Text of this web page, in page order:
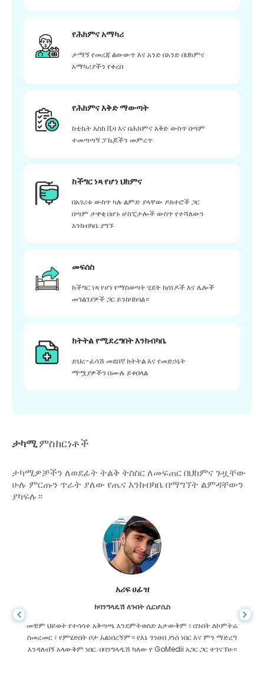
የሕክምና አማካሪ
ታማኝ የመረጃ ልውውጥ እና አንድ በአንድ በህክምና
አማካሪያችን የቀረበ
የሕክምና እቅድ ማውጣት
ከቲኬት እስከ ቪዛ እና በሕክምና እቅድ ውስጥ በጣም
ተመጣጣኝ ፓኬጆችን መምረጥ
ከችግር ነጻ የሆነ ህክምና
በአገሪቱ ውስጥ ካሉ ልምድ ያላቸው ዶክተሮች ጋር
በጣም ታዋቂ በሆኑ ሆስፒታሎች ውስጥ የተሻለውን
እንክብካቤ ያግኙ
መፍሰስ
ከችግር ነጻ የሆነ የማስወጣት ሂደት ከሰነዶች እና ሌሎች
መገልገያዎች ጋር ይንከባከባል።
ክትትል የሚደረግበት እንክብካቤ
ድህረ-ፈሳሽ መደበኛ ክትትል እና የመድኃኒት
ማሟያዎችን በሙሉ ይቀበላል
ታካሚምስክርነቶች
ታካሚዎቻችን ለወደፊት ትልቅ ትስስር ለመፍጠር በህክምና ጉዟቸው
ሁሉ ምርጡን ጥራት ያለው የጤና እንክብካቤ በማግኘት ልምዳቸውን
ያካፍሉ።
አሪፍ ሀፊዝ
ከባንግላዴሽ ለጉበት ሲርሆሲስ
መቼም ህይወት የተሳሳተ አቅጣጫ እንደምትወስድ አታውቅም ፣ በጉበት ለኮምትሬ
ስመረመር ፣ የምሄድበት ቦታ አልነበረኝም። የእኔ ገንዘብ ያነሰ ነበር እና ምን ማድረግ
እንዳለብኝ አላውቅም ነበር. በባንግላዲሽ ካለው የ GoMedii አጋር ጋር ተገናኘሁ።